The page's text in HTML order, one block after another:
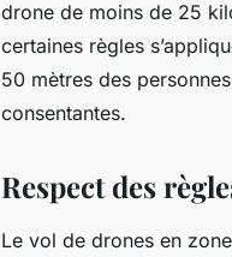
drone de moins de 25
certaines règles
50 mètres des
consentantes.
Respect des
Le vol de drones en